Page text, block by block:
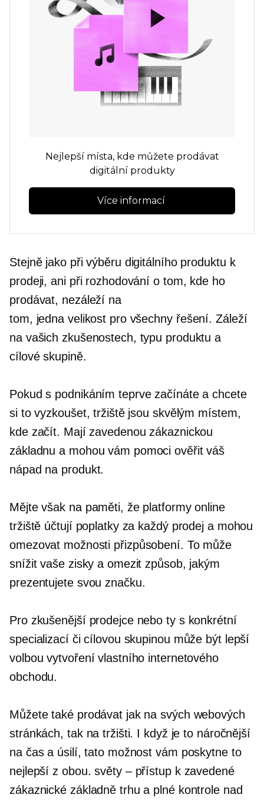
Nejlepší místa, kde můžete prodávat
digitální produkty
Více informací
Stejně jako při výběru digitálního produktu k
prodeji, ani při rozhodování o tom, kde ho
prodávat, nezáleží na
tom, jedna velikost pro všechnyřešení. Záleží
na vašich zkušenostech, typu produktu a
cílové skupině.
Pokud s podnikáním teprve začínáte a chcete
si to vyzkoušet, tržiště jsou skvělým místem,
kde začít. Mají zavedenou zákaznickou
základnu a mohou vám pomoci ověřit váš
nápad na produkt.
Mějte však na paměti, že platformy online
tržiště účtují poplatky za každý prodej a mohou
omezovat možnosti přizpůsobení. To může
snížit vaše zisky a omezit způsob, jakým
prezentujete svou značku.
Pro zkušenější prodejce nebo ty s konkrétní
specializací či cílovou skupinou může být lepší
volbou vytvoření vlastního internetového
obchodu.
Můžete také prodávat jak na svých webových
stránkách, tak na tržišti. I když je to náročnější
na čas a úsilí, tato možnost vám poskytne to
nejlepší z obou.světy – přístupk zavedené
zákaznické základně trhu a plné kontrole nad